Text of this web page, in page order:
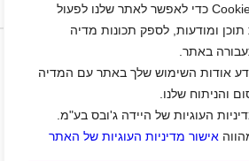
אנו משתמשים בקובצי Cookie כדי לאפשר לאתר שלנו לפעול
ומודעות, לספק תכונות מדיה
באתר.
אודות השימוש שלך באתר עם המדיה
והניתוח שלנו.
העוגיות של היידה ג'ובס בע"מ.
אישור מדיניות העוגיות של האתר
למוקד מהמם של חברת תקשורת
מובילה
70 ₪
|חיילים משוחררים|מכירות